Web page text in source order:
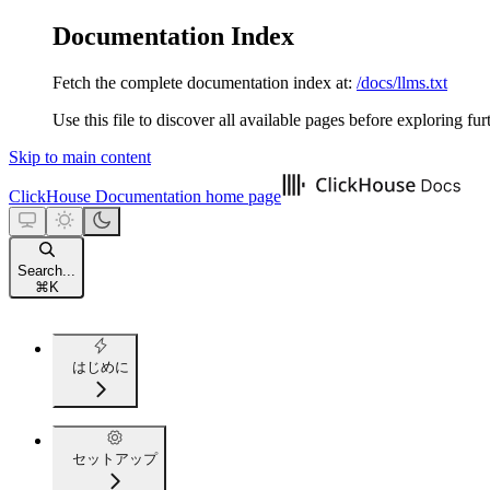
Documentation Index
Fetch the complete documentation index at: /docs/llms.txt
Use this file to discover all available pages before exploring
Skip to main content
ClickHouse Documentation home page
Search...
⌘ K
はじめに
セットアップ